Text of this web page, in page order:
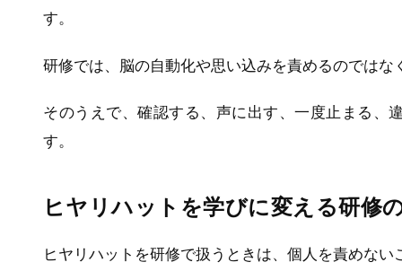
す。
研修では、脳の自動化や思い込みを責めるのでは
そのうえで、確認する、声に出す、一度止まる、
す。
ヒヤリハットを学びに変える研修
ヒヤリハットを研修で扱うときは、個人を責めない